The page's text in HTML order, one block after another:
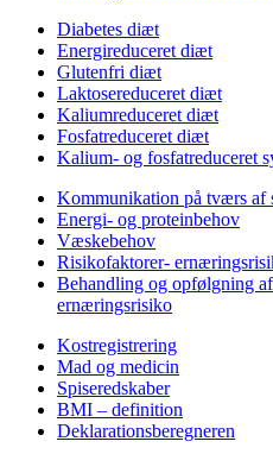
Diabetes diæt
Energireduceret diæt
Glutenfri diæt
Laktosereduceret diæt
Kaliumreduceret diæt
Fosfatreduceret diæt
Kalium- og fosfatreduceret
Kommunikation på tværs af
Energi- og proteinbehov
Væskebehov
Risikofaktorer-
Behandling og opfølgning
ernæringsrisiko
Kostregistrering
Mad og medicin
Spiseredskaber
BMI – definition
Deklarationsberegneren